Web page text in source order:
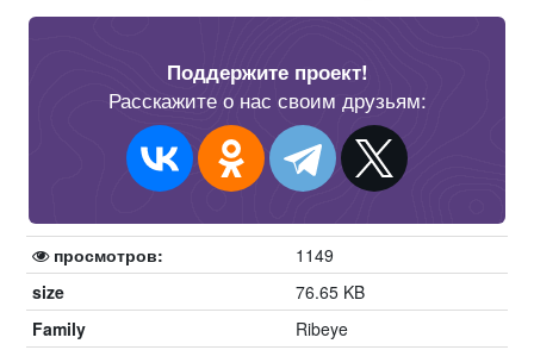
Поддержите проект!
Расскажите о нас своим друзьям:
просмотров:
1149
size
76.65 KB
Family
Ribeye